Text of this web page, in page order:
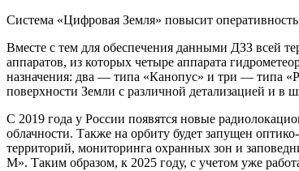
Система «Цифровая Земля» повысит
Вместе с тем для обеспечения данными ДЗЗ всей
аппаратов, из которых четыре аппарата
назначения: два — типа «Канопус» и три — типа
поверхности Земли с различной детализацией и в
С 2019 года у России появятся новые
облачности. Также на орбиту будет запущен
территорий, мониторинга охранных зон и
М». Таким образом, к 2025 году, с учетом уже